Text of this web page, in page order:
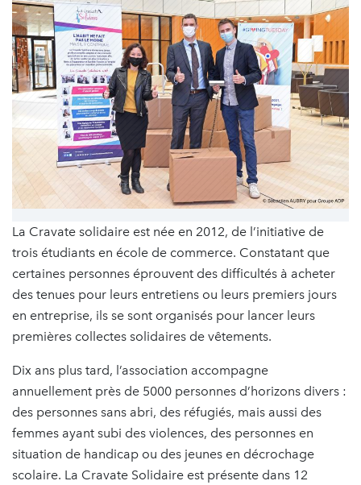
La Cravate solidaire est née en 2012, de l’initiative de
trois étudiants en école de commerce. Constatant que
certaines personnes éprouvent des difficultés à acheter
des tenues pour leurs entretiens ou leurs premiers jours
en entreprise, ils se sont organisés pour lancer leurs
premières collectes solidaires de vêtements.
Dix ans plus tard, l’association accompagne
annuellement près de 5000 personnes d’horizons divers :
des personnes sans abri, des réfugiés, mais aussi des
femmes ayant subi des violences, des personnes en
situation de handicap ou des jeunes en décrochage
scolaire. La Cravate Solidaire est présente dans 12